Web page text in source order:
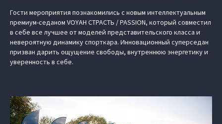
Гости мероприятия познакомились с новым интеллектуальным
премиум-седаном VOYAH СТРАСТЬ / PASSION, который совместил
в себе все лучшее от моделей представительского класса и
невероятную динамику спорткара. Инновационный суперседан
призван дарить ощущение свободы, внутреннюю энергетику и
уверенность в себе.